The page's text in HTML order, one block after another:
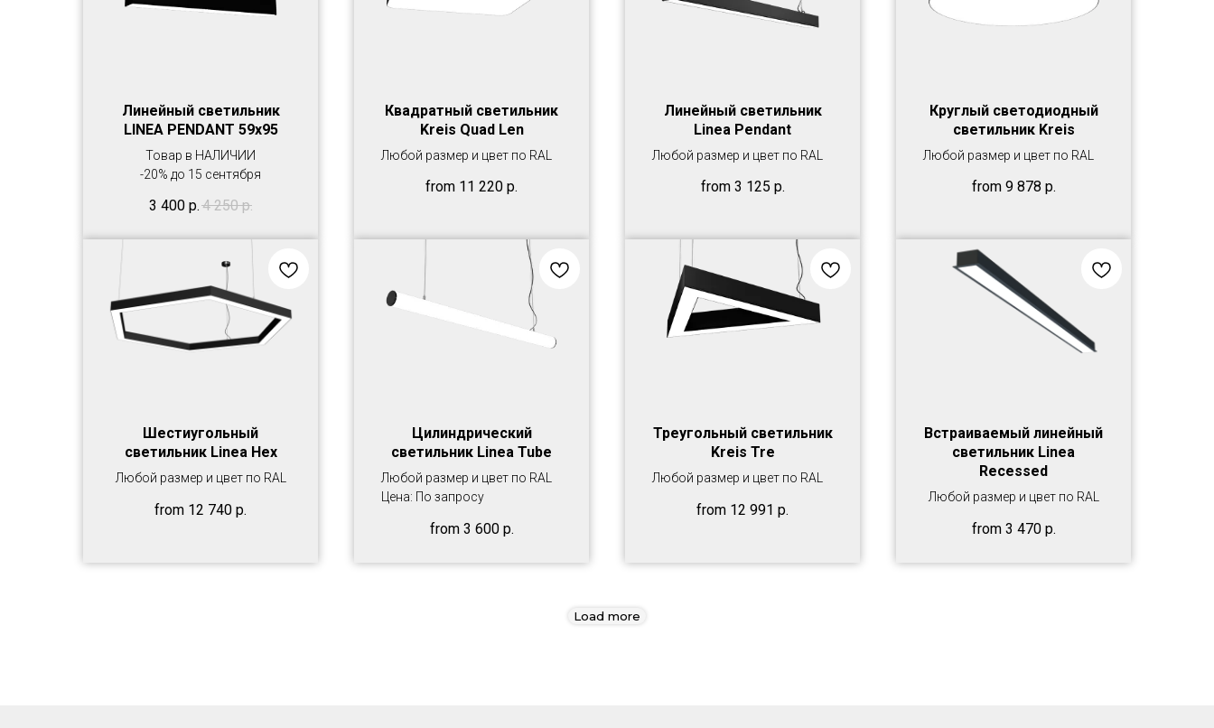
Линейный светильник
LINEA PENDANT 59х95
Товар в НАЛИЧИИ
-20% до 15 сентября
3 400 р.4 250 р.
Квадратный светильник
Kreis Quad Len
Любой размер и цвет по RAL
from 11 220 р.
Линейный светильник
Linea Pendant
Любой размер и цвет по RAL
from 3 125 р.
Круглый светодиодный
светильник Kreis
Любой размер и цвет по RAL
from 9 878 р.
Шестиугольный
светильник Linea Hex
Любой размер и цвет по RAL
from 12 740 р.
Цилиндрический
светильник Linea Tube
Любой размер и цвет по RAL
Цена: По запросу
from 3 600 р.
Треугольный светильник
Kreis Tre
Любой размер и цвет по RAL
from 12 991 р.
Встраиваемый линейный
светильник Linea
Recessed
Любой размер и цвет по RAL
from 3 470 р.
Load more